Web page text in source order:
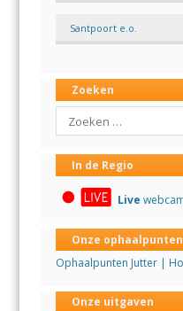
Santpoort e.o.
Zoeken
Search
In de Regio
Live
Onze ophaalpunten
Ophaalpunten Jutter |
Onze uitgaven